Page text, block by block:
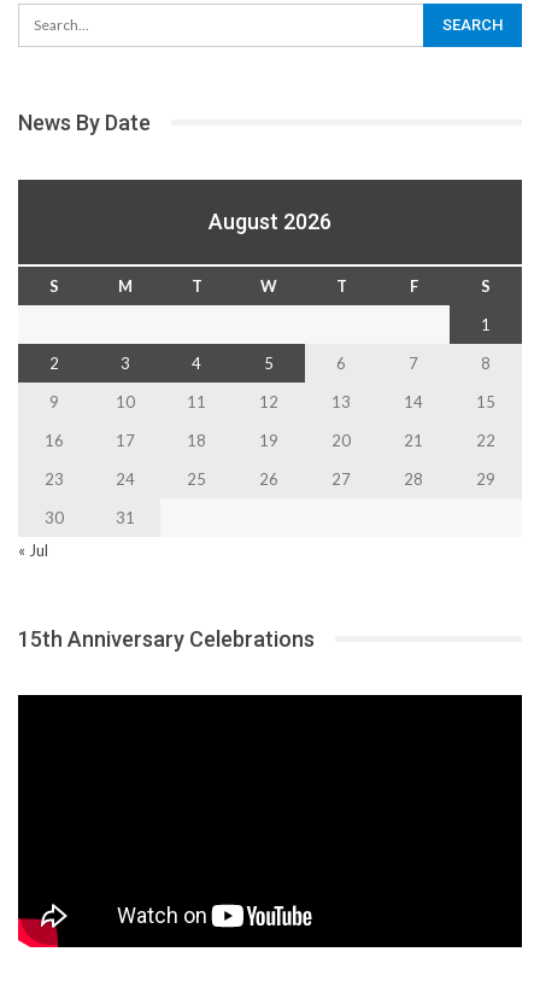
News By Date
August 2026
S M T W T F
S
1
2
3 4 5 6 7
8
9
10 11 12 13 14
15
16
17 18 19 20 21
22
23
24 25 26 27 28
29
30
31
« Jul
15th Anniversary Celebrations